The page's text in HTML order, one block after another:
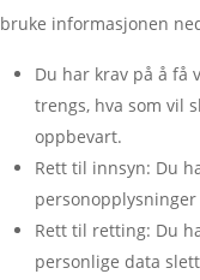
bruke informasjonen
Du har krav på å få
trengs, hva som vil
oppbevart.
Rett til innsyn: Du
Rett til retting: Du
personlige data